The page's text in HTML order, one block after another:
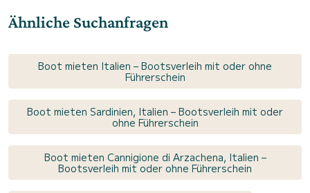
Ähnliche Suchanfragen
Boot mieten Italien – Bootsverleih mit oder ohne
Führerschein
Boot mieten Sardinien, Italien – Bootsverleih mit oder
ohne Führerschein
Boot mieten Cannigione di Arzachena, Italien –
Bootsverleih mit oder ohne Führerschein